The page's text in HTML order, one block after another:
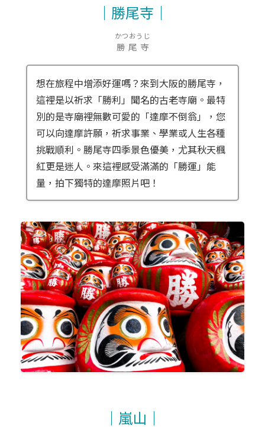
｜勝尾寺｜
勝尾寺
かつおうじ
想在旅程中增添好運嗎？來到大阪的勝尾寺，
這裡是以祈求「勝利」聞名的古老寺廟。最特
別的是寺廟裡無數可愛的「達摩不倒翁」，您
可以向達摩許願，祈求事業、學業或人生各種
挑戰順利。勝尾寺四季景色優美，尤其秋天楓
紅更是迷人。來這裡感受滿滿的「勝運」能
量，拍下獨特的達摩照片吧！
｜嵐山｜